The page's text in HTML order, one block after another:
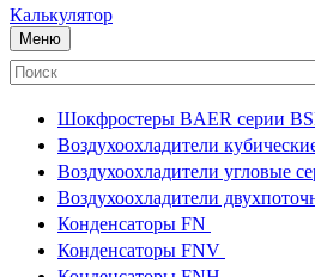
Калькулятор
Меню
Шокфростеры BAER серии
Воздухоохладители
Воздухоохладители угловые
Воздухоохладители
Конденсаторы FN
Конденсаторы FNV